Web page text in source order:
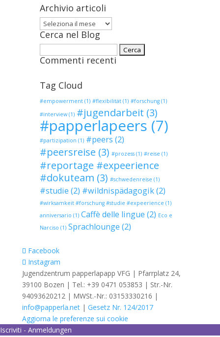
Archivio articoli
Archivio
articoli
Cerca nel Blog
per:
Commenti recenti
Tag Cloud
#empowerment(1) #flexibilität(1) #forschung(1)
#interview(1) #jugendarbeit (3)
#papperlapeers (7)
#partizipation (1) #peers (2)
#peersreise (3) #prozess(1) #reise (1)
#reportage #expeerience
#dokuteam (3) #schwedenreise (1)
#studie (2) #wildnispädagogik(2)
#wirksamkeit #forschung #studie #expeerience (1)
anniversario (1) Caffè delle lingue (2) Eco e
Narciso (1) Sprachlounge (2)
Facebook
Instagram
Jugendzentrum papperlapapp VFG | Pfarrplatz 24,
39100 Bozen | Tel.: +39 0471 053853 | Str.-Nr.
94093620212 | MWSt.-Nr.: 03153330216 |
info@papperla.net| Gesetz Nr. 124/2017
Aggiorna le preferenze sui cookie
Iscriviti - Anmeldungen